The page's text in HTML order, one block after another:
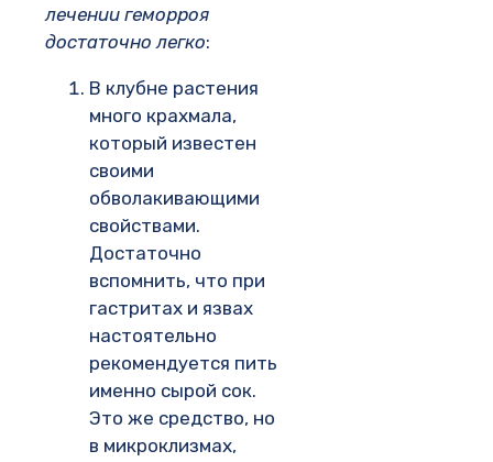
лечении геморроя
достаточно легко:
В клубне растения
много крахмала,
который известен
своими
обволакивающими
свойствами.
Достаточно
вспомнить, что при
гастритах и язвах
настоятельно
рекомендуется пить
именно сырой сок.
Это же средство, но
в микроклизмах,